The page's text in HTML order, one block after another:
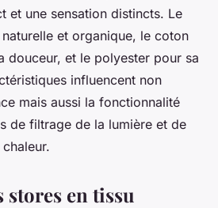
et une sensation distincts. Le
et organique, le coton
douceur, et le polyester pour sa
influencent non
mais aussi la fonctionnalité
de filtrage de la lumière et de
stores en tissu